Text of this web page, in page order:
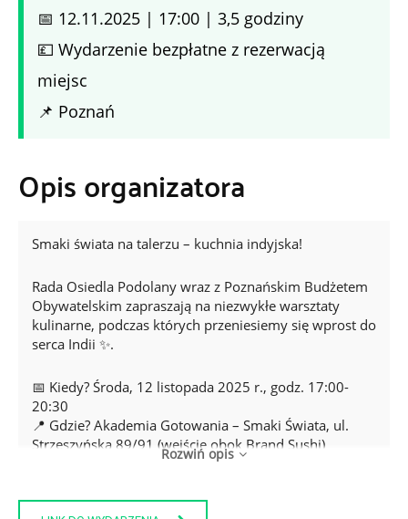
📅 12.11.2025 | 17:00 | 3,5 godziny
💷 Wydarzenie bezpłatne z rezerwacją
miejsc
📌 Poznań
Opis organizatora
Smaki świata na talerzu – kuchnia indyjska!
Rada Osiedla Podolany wraz z Poznańskim Budżetem
Obywatelskim zapraszają na niezwykłe warsztaty
kulinarne, podczas których przeniesiemy się wprost do
serca Indii ✨.
📅 Kiedy? Środa, 12 listopada 2025 r., godz. 17:00-
20:30
📍 Gdzie? Akademia Gotowania – Smaki Świata, ul.
Strzeszyńska 89/91 (wejście obok Brand Sushi)
– od przystawki i zupy, przez danie główne, aż po
Rozwiń opis